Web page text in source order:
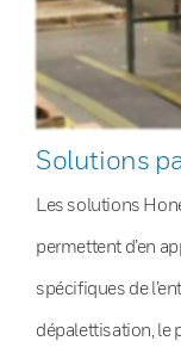
Solutions
Les solutions
permettent d’en
spécifiques de
dépalettisation, le